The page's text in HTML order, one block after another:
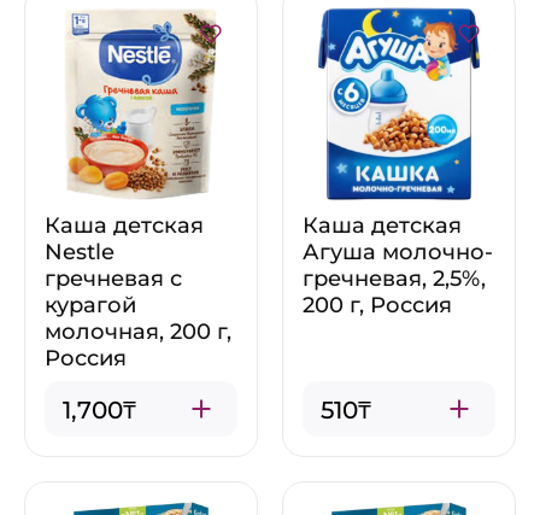
Каша детская
Nestle
гречневая с
курагой
молочная, 200 г,
Россия
1,700₸
Каша детская
Агуша молочно-
гречневая, 2,5%,
200 г, Россия
510₸